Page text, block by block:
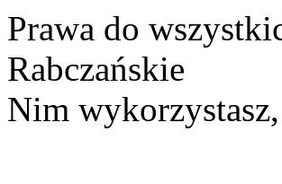
Prawa do
Rabczańskie
Nim